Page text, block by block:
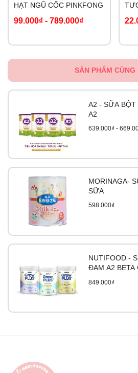
HẠT NGŨ CỐC PINKFONG
99.000₫ - 789.000₫
SẢN PHẨM CÙNG
A2 - SỮA
A2
639.000₫ -
MORINAGA-
SỮA
598.000₫
NUTIFOOD -
ĐẠM A2 BETA
849.000₫